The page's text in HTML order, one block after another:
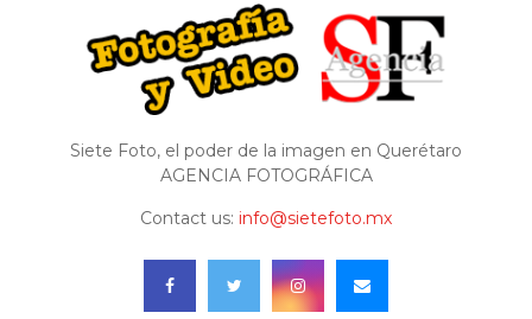
Siete Foto, el poder de la imagen en Querétaro
AGENCIA FOTOGRÁFICA
Contact us: info@sietefoto.mx